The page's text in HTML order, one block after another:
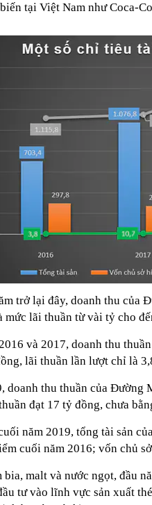
tại Việt Nam như Coca-
trở lại đây, doanh thu của
mức lãi thuần từ vài tỷ cho
và 2017, doanh thu
lãi thuần lần lượt chỉ là
doanh thu thuần của Đường
đạt 17 tỷ đồng, chưa
năm 2019, tổng tài sản
cuối năm 2016; vốn chủ
bia, malt và nước ngọt, đầu
tư vào lĩnh vực sản xuất